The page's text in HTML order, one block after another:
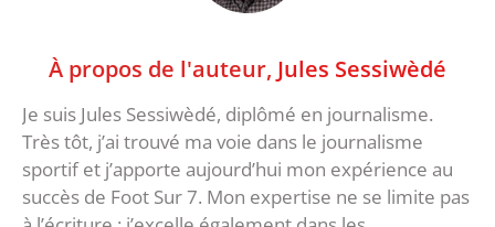
À propos de l'auteur, Jules Sessiwèdé
Je suis Jules Sessiwèdé, diplômé en journalisme.
Très tôt, j’ai trouvé ma voie dans le journalisme
sportif et j’apporte aujourd’hui mon expérience au
succès de Foot Sur 7. Mon expertise ne se limite pas